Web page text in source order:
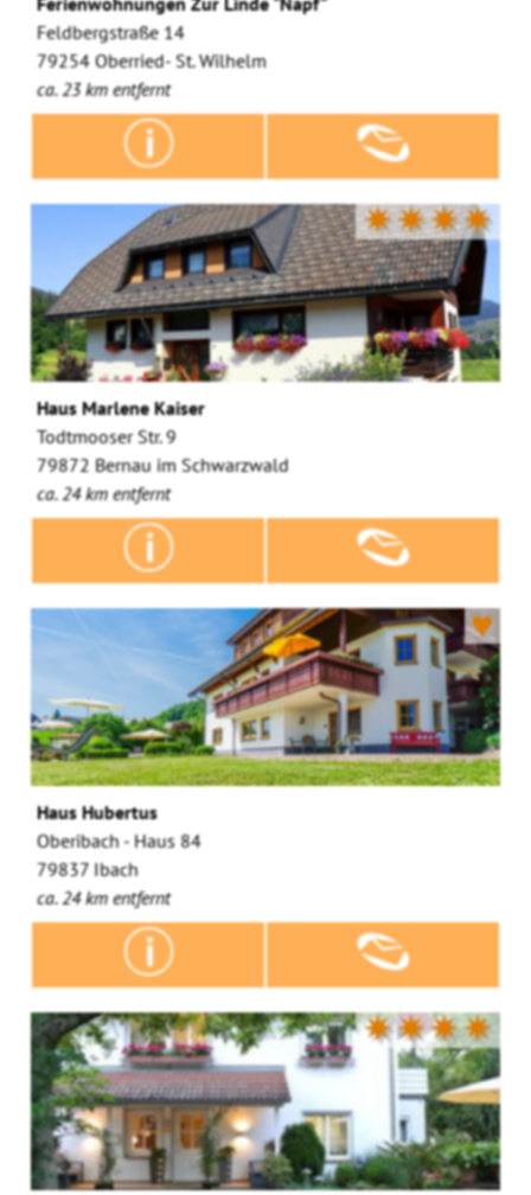
Feldbergstraße 14
79254 Oberried- St. Wilhelm
ca. 23 km entfernt
✷✷✷✷
Haus Marlene Kaiser
Todtmooser Str. 9
79872 Bernau im Schwarzwald
ca. 24 km entfernt
♥
Haus Hubertus
Oberibach - Haus 84
79837 Ibach
ca. 24 km entfernt
✷✷✷✷